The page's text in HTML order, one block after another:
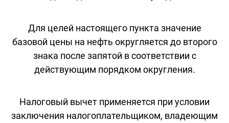
Для целей настоящего пункта значение
базовой цены на нефть округляется до второго
знака после запятой в соответствии с
действующим порядком округления.
Налоговый вычет применяется при условии
заключения налогоплательщиком, владеющим